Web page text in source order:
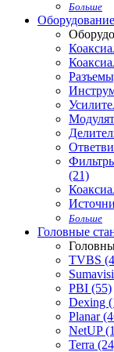
Больше
(21)
Больше
Головные
TVBS
PBI (55)
Dexing
Planar
NetUP
Terra